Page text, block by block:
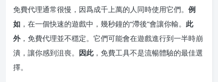
免費代理通常很慢，因爲成千上萬的人同時使用它們。 例
如 ，在一個快速的遊戲中，幾秒鐘的“滯後”會讓你輸。 此
外，免費代理並不穩定。它們可能會在遊戲進行到一半時崩
潰，讓你感到沮喪。 因此，免費工具不是流暢體驗的最佳選
擇。